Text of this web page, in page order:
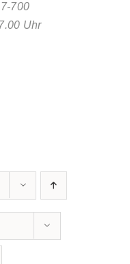
700
Uhr